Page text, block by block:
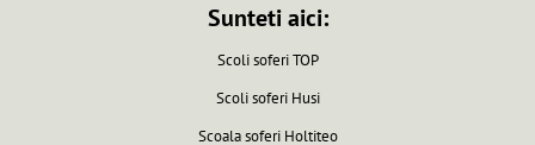
Sunteti aici:
Scoli soferi TOP
Scoli soferi Husi
Scoala soferi Holtiteo